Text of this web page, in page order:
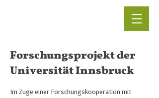
Forschungsprojekt der
Universität Innsbruck
Im Zuge einer Forschungskooperation mit